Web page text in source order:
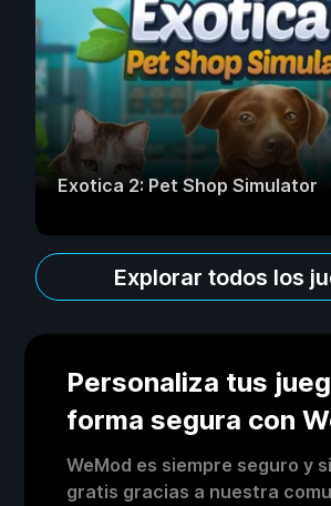
Exotica 2: Pet Shop Simulator
Explorar todos los
Personaliza tus
forma segura con
WeMod es siempre seguro y
gratis gracias a nuestra